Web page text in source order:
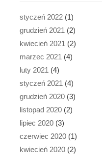
styczeń 2022 (1)
grudzień 2021 (2)
kwiecień 2021 (2)
marzec 2021 (4)
luty 2021 (4)
styczeń 2021 (4)
grudzień 2020 (3)
listopad 2020 (2)
lipiec 2020 (3)
czerwiec 2020 (1)
kwiecień 2020 (2)